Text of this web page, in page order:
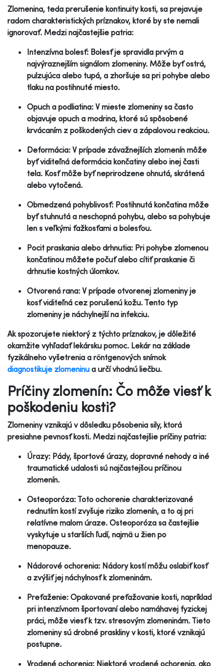
Zlomenina, teda prerušenie kontinuity kosti, sa prejavuje
radom charakteristických príznakov, ktoré by ste nemali
ignorovať. Medzi najčastejšie patria:
Intenzívna bolesť: Bolesť je spravidla prvým a
najvýraznejším signálom zlomeniny. Môže byť ostrá,
pulzujúca alebo tupá, a zhoršuje sa pri pohybe alebo
tlaku na postihnuté miesto.
Opuch a podliatina: V mieste zlomeniny sa často
objavuje opuch a modrina, ktoré sú spôsobené
krvácaním z poškodených ciev a zápalovou reakciou.
Deformácia: V prípade závažnejších zlomenín môže
byť viditeľná deformácia končatiny alebo inej časti
tela. Kosť môže byť neprirodzene ohnutá, skrátená
alebo vytočená.
Obmedzená pohyblivosť: Postihnutá končatina môže
byť stuhnutá a neschopná pohybu, alebo sa pohybuje
len s veľkými ťažkosťami a bolesťou.
Pocit praskania alebo drhnutia: Pri pohybe zlomenou
končatinou môžete počuť alebo cítiť praskanie či
drhnutie kostných úlomkov.
Otvorená rana: V prípade otvorenej zlomeniny je
kosť viditeľná cez porušenú kožu. Tento typ
zlomeniny je náchylnejší na infekciu.
Ak spozorujete niektorý z týchto príznakov, je dôležité
okamžite vyhľadať lekársku pomoc. Lekár na základe
fyzikálneho vyšetrenia a röntgenových snímok
diagnostikuje zlomeninu a určí vhodnú liečbu.
Príčiny zlomenín: Čo môže viesť k
poškodeniu kosti?
Zlomeniny vznikajú v dôsledku pôsobenia sily, ktorá
presiahne pevnosť kosti. Medzi najčastejšie príčiny patria:
Úrazy: Pády, športové úrazy, dopravné nehody a iné
traumatické udalosti sú najčastejšou príčinou
zlomenín.
Osteoporóza: Toto ochorenie charakterizované
rednutím kostí zvyšuje riziko zlomenín, a to aj pri
relatívne malom úraze. Osteoporóza sa častejšie
vyskytuje u starších ľudí, najmä u žien po
menopauze.
Nádorové ochorenia: Nádory kostí môžu oslabiť kosť
a zvýšiť jej náchylnosť k zlomeninám.
Preťaženie: Opakované preťažovanie kosti, napríklad
pri intenzívnom športovaní alebo namáhavej fyzickej
práci, môže viesť k tzv. stresovým zlomeninám. Tieto
zlomeniny sú drobné praskliny v kosti, ktoré vznikajú
postupne.
Vrodené ochorenia: Niektoré vrodené ochorenia, ako